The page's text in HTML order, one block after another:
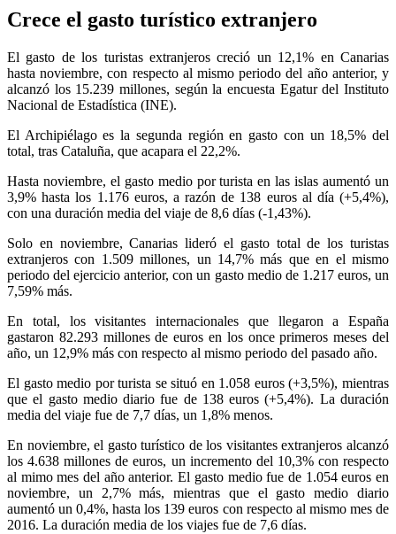
Crece el gasto turístico extranjero
El gasto de los turistas extranjeros creció un 12,1% en Canarias
hasta noviembre, con respecto al mismo periodo del año anterior, y
alcanzó los 15.239 millones, según la encuesta Egatur del Instituto
Nacional de Estadística (INE).
El Archipiélago es la segunda región en gasto con un 18,5% del
total, tras Cataluña, que acapara el 22,2%.
Hasta noviembre, el gasto medio por turista en las islas aumentó un
3,9% hasta los 1.176 euros, a razón de 138 euros al día (+5,4%),
con una duración media del viaje de 8,6 días (-1,43%).
Solo en noviembre, Canarias lideró el gasto total de los turistas
extranjeros con 1.509 millones, un 14,7% más que en el mismo
periodo del ejercicio anterior, con un gasto medio de 1.217 euros, un
7,59% más.
En total, los visitantes internacionales que llegaron a España
gastaron 82.293 millones de euros en los once primeros meses del
año, un 12,9% más con respecto al mismo periodo del pasado año.
El gasto medio por turista se situó en 1.058 euros (+3,5%), mientras
que el gasto medio diario fue de 138 euros (+5,4%). La duración
media del viaje fue de 7,7 días, un 1,8% menos.
En noviembre, el gasto turístico de los visitantes extranjeros alcanzó
los 4.638 millones de euros, un incremento del 10,3% con respecto
al mimo mes del año anterior. El gasto medio fue de 1.054 euros en
noviembre, un 2,7% más, mientras que el gasto medio diario
aumentó un 0,4%, hasta los 139 euros con respecto al mismo mes de
2016. La duración media de los viajes fue de 7,6 días.